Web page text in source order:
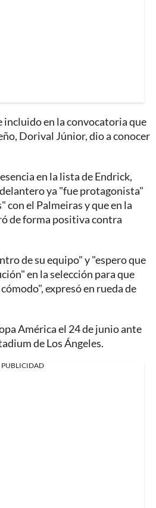
incluido en la convocatoria que
Dorival Júnior, dio a conocer
en la lista de Endrick,
ya "fue protagonista"
con el Palmeiras y que en la
de forma positiva contra
de su equipo" y "espero que
en la selección para que
expresó en rueda de
América el 24 de junio ante
de Los Ángeles.
PUBLICIDAD